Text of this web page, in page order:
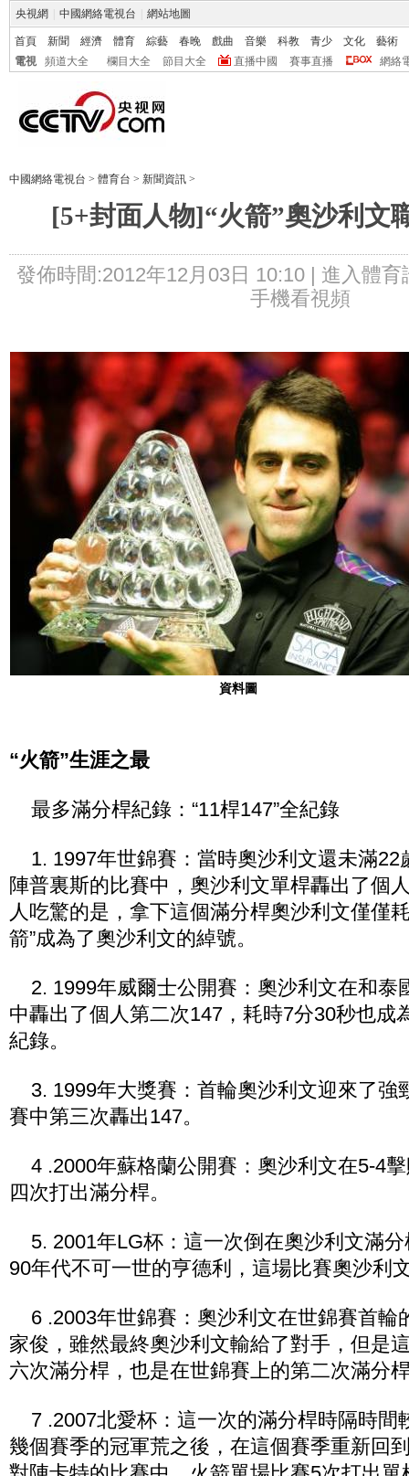
央視網 中國網絡電視台 網站地圖
首頁 新聞 經濟 體育 綜藝 春晚 戲曲 音樂 科教 青少 文化
藝術
電視
頻道大全 欄目大全 節目大全 直播中國 賽事直播 網絡
中國網絡電視台 > 體育台 > 新聞資訊 >
[5+封面人物]“火箭”奧沙利文
發佈時間:2012年12月03日 10:10 | 進入體育
手機看視頻
資料圖
“火箭”生涯之最
最多滿分桿紀錄：“11桿147”全紀錄
1. 1997年世錦賽：當時奧沙利文還未滿22
陣普裏斯的比賽中，奧沙利文單桿轟出了個
人吃驚的是，拿下這個滿分桿奧沙利文僅僅
箭”成為了奧沙利文的綽號。
2. 1999年威爾士公開賽：奧沙利文在和泰
中轟出了個人第二次147，耗時7分30秒也成
紀錄。
3. 1999年大獎賽：首輪奧沙利文迎來了強
賽中第三次轟出147。
4 .2000年蘇格蘭公開賽：奧沙利文在5-4
四次打出滿分桿。
5. 2001年LG杯：這一次倒在奧沙利文滿
90年代不可一世的亨德利，這場比賽奧沙利
6 .2003年世錦賽：奧沙利文在世錦賽首輪
家俊，雖然最終奧沙利文輸給了對手，但是
六次滿分桿，也是在世錦賽上的第二次滿分
7 .2007北愛杯：這一次的滿分桿時隔時間
幾個賽季的冠軍荒之後，在這個賽季重新回